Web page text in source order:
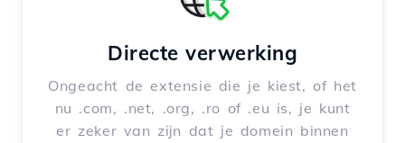
Directe verwerking
Ongeacht de extensie die je kiest, of het
nu .com, .net, .org, .ro of .eu is, je kunt
er zeker van zijn dat je domein binnen